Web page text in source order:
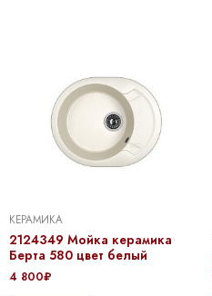
КЕРАМИКА
2124349 Мойка керамика
Берта 580 цвет белый
4 800₽